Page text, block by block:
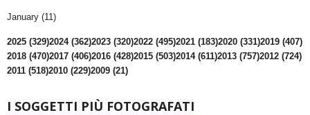
January (11)
2025 (329)2024 (362)2023 (320)2022 (495)2021 (183)2020 (331)2019 (407)
2018 (470)2017 (406)2016 (428)2015 (503)2014 (611)2013 (757)2012 (724)
2011 (518)2010 (229)2009 (21)
I SOGGETTI PIÙ FOTOGRAFATI